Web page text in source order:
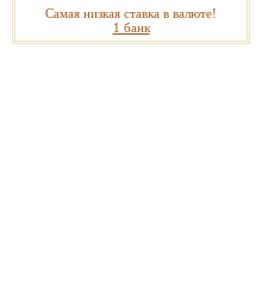
Самая низкая ставка в валюте!
1 банк